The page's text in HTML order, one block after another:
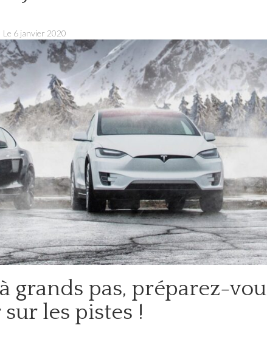
VTC Saint-
VTC Vaulx-en-
VTC
VTC Chauffeur
Le 6 janvier 2020
grands pas, préparez-
les pistes !